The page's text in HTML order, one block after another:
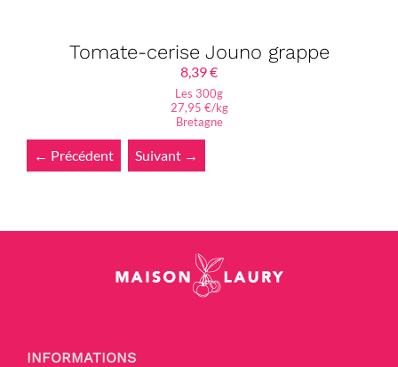
Tomate-cerise Jouno grappe
8,39€
Les 300g
27,95 €/kg
Bretagne
← Précédent Suivant →
INFORMATIONS